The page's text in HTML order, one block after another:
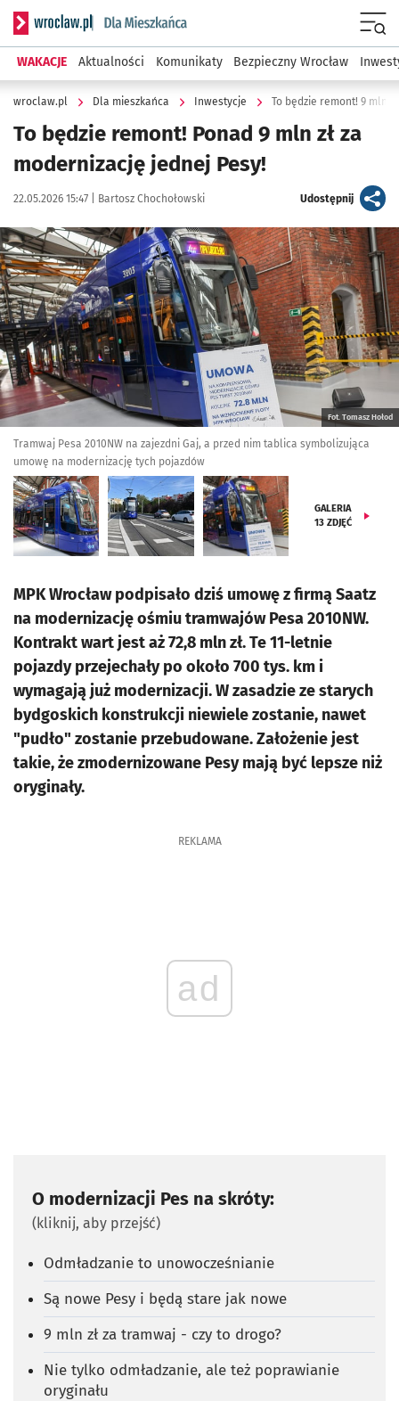
Serwis informacyjny wroclaw.pl podserwis: Dla mieszkańca
WAKACJE Aktualności Komunikaty Bezpieczny Wrocław
wroclaw.pl Dla mieszkańca Inwestycje To będzie remont! 9 mln
To będzie remont! Ponad 9 mln zł za
modernizację jednej Pesy!
Data publikacji:
22.05.2026 15:47 | Autor:
Bartosz Chochołowski Udostępnijartykuł
Kliknij, aby zobaczyć galerię
Fot. Tomasz Hołod
Tramwaj Pesa 2010NW na zajezdni Gaj, a przed nim tablica symbolizująca
umowę na modernizację tych pojazdów
GALERIA
13 ZDJĘĆ
MPK Wrocław podpisało dziś umowę z firmą Saatz
na modernizację ośmiu tramwajów Pesa 2010NW.
Kontrakt wart jest aż 72,8 mln zł. Te 11-letnie
pojazdy przejechały po około 700 tys. km i
wymagają już modernizacji. W zasadzie ze starych
bydgoskich konstrukcji niewiele zostanie, nawet
"pudło" zostanie przebudowane. Założenie jest
takie, że zmodernizowane Pesy mają być lepsze niż
oryginały.
REKLAMA
ad
O modernizacji Pes na skróty:
(kliknij, aby przejść)
Odmładzanie to unowocześnianie
Są nowe Pesy i będą stare jak nowe
9 mln zł za tramwaj - czy to drogo?
Nie tylko odmładzanie, ale też poprawianie
oryginału